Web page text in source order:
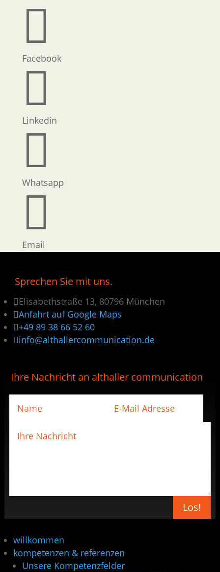

Facebook

Linkedin

Whatsapp

Email
Sprechen Sie mit uns.
Elisabethstraße 13, 80796 München
Anfahrt auf Google Maps
+49 89 38 66 52 60
info@althallercommunication.de
Ihre Nachricht an althaller communication
Los!
willkommen
kompetenzen & referenzen
Unsere Kompetenzfelder